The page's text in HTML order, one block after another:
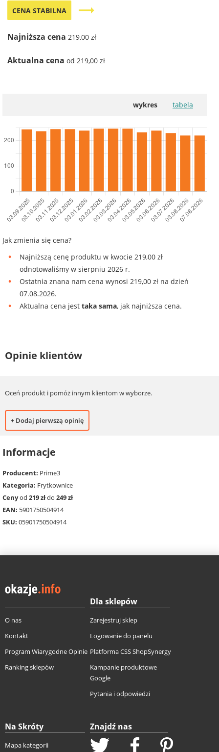
CENA STABILNA trending_flat
Najniższa cena 219,00 zł
Aktualna cena od 219,00 zł
wykres tabela
Jak zmienia się cena?
Najniższą cenę produktu w kwocie 219,00 zł
odnotowaliśmy w sierpniu 2026 r.
Ostatnia znana nam cena wynosi 219,00 zł na dzień
07.08.2026.
Aktualna cena jest taka sama, jak najniższa cena.
Opinie klientów
Oceń produkt i pomóż innym klientom w wyborze.
+ Dodaj pierwszą opinię
Informacje
Producent: Prime3
Kategoria: Frytkownice
Cenyod 219 złdo 249 zł
EAN: 5901750504914
SKU: 05901750504914
O nas
Kontakt
Program Wiarygodne Opinie
Ranking sklepów
Dla sklepów
Zarejestruj sklep
Logowanie do panelu
Platforma CSS ShopSynergy
Kampanie produktowe
Google
Pytania i odpowiedzi
Na Skróty
Mapa kategorii
Znajdź nas